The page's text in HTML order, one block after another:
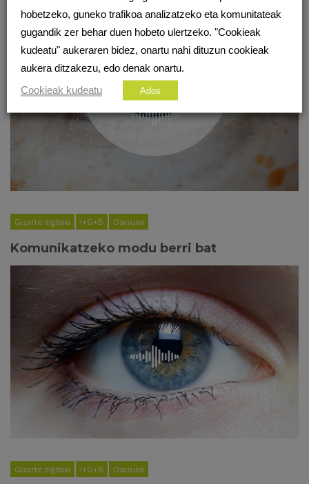
BESTE PODCAST BATZUK
Gizarte digitala I+G+B Osasuna
Komunikatzeko modu berri bat
Gizarte digitala I+G+B Osasuna
hobetzeko, guneko trafikoa analizatzeko eta komunitateak
gugandik zer behar duen hobeto ulertzeko. "Cookieak
kudeatu" aukeraren bidez, onartu nahi dituzun cookieak
aukera ditzakezu, edo denak onartu.
Cookieak kudeatu
Ados